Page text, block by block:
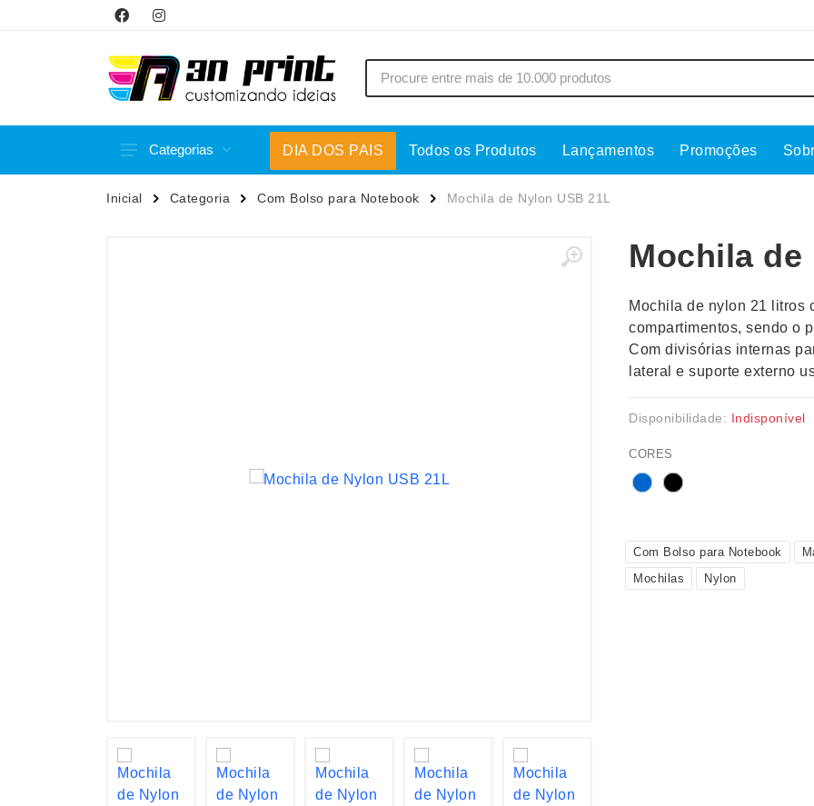
Categorias
Acessórios p/ Celular
Canecas
Copos
Cuidados Pessoais
Esporte e Jogos
Fones de
Kit
Kit Queijo
DIA DOS PAIS Todos os Produtos Lançamentos Promoções
Inicial Categoria Com Bolso para Notebook Mochila de Nylon USB 21L
Mochila de
Mochila de nylon 21 litros
compartimentos, sendo o
Com divisórias internas
lateral e suporte externo
Disponibilidade: Indisponível
CORES
Com Bolso para Notebook
Mochilas
Nylon